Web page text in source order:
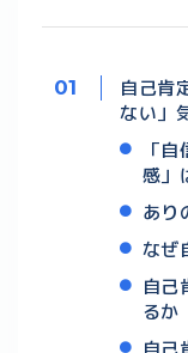
自己肯
ない」
「
感」
あり
なぜ
自己
るか